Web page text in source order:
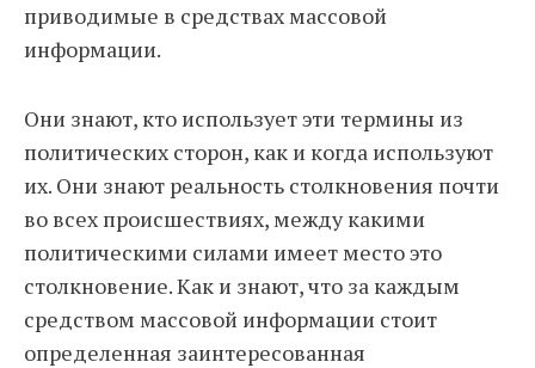
приводимые в средствах массовой
информации.
Они знают, кто использует эти термины из
политических сторон, как и когда используют
их. Они знают реальность столкновения почти
во всех происшествиях, между какими
политическими силами имеет место это
столкновение. Как и знают, что за каждым
средством массовой информации стоит
определенная заинтересованная